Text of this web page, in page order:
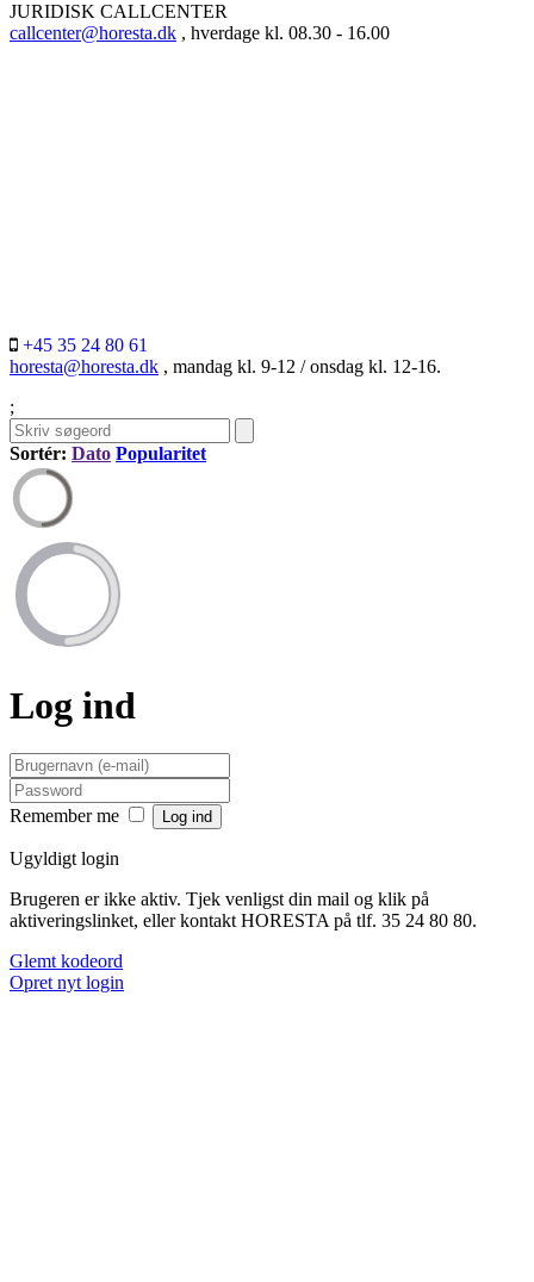
JURIDISK CALLCENTER
callcenter@horesta.dk , hverdage kl. 08.30 - 16.00
+45 35 24 80 61
horesta@horesta.dk , mandag kl. 9-12 / onsdag kl. 12-16.
;
Sortér: Dato Popularitet
Log ind
Remember me
Ugyldigt login
Brugeren er ikke aktiv. Tjek venligst din mail og klik på
aktiveringslinket, eller kontakt HORESTA på tlf. 35 24 80 80.
Glemt kodeord
Opret nyt login